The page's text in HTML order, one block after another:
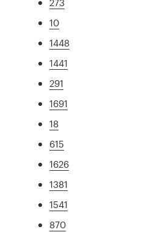
10
1448
1441
291
1691
18
615
1626
1381
1541
870